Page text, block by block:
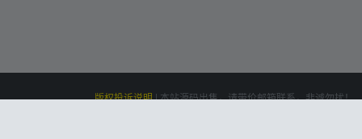
版权投诉说明|本站源码出售，请带价邮箱联系，非诚勿扰！